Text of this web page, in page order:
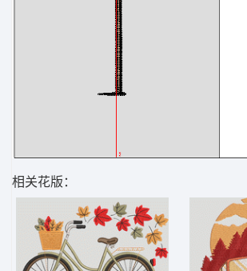
相关花版：